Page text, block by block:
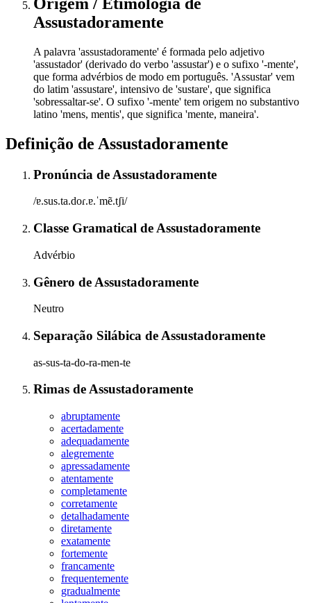
Assustadoramente
A palavra 'assustadoramente' é formada pelo adjetivo
'assustador' (derivado do verbo 'assustar') e o sufixo '-mente',
que forma advérbios de modo em português. 'Assustar' vem
do latim 'assustare', intensivo de 'sustare', que significa
'sobressaltar-se'. O sufixo '-mente' tem origem no substantivo
latino 'mens, mentis', que significa 'mente, maneira'.
Definição de Assustadoramente
Pronúncia de Assustadoramente
/ɐ.sus.ta.doɾ.ɐ.ˈmẽ.tʃi/
Classe Gramatical de Assustadoramente
Advérbio
Gênero de Assustadoramente
Neutro
Separação Silábica de Assustadoramente
as-sus-ta-do-ra-men-te
Rimas deAssustadoramente
abruptamente
acertadamente
adequadamente
alegremente
apressadamente
atentamente
completamente
corretamente
detalhadamente
diretamente
exatamente
fortemente
francamente
frequentemente
gradualmente